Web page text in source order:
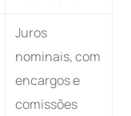
Juros
nominais, com
encargos e
comissões